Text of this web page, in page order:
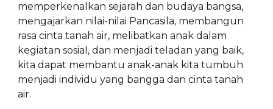
memperkenalkan sejarah dan budaya bangsa,
mengajarkan nilai-nilai Pancasila, membangun
rasa cinta tanah air, melibatkan anak dalam
kegiatan sosial, dan menjadi teladan yang baik,
kita dapat membantu anak-anak kita tumbuh
menjadi individu yang bangga dan cinta tanah
air.